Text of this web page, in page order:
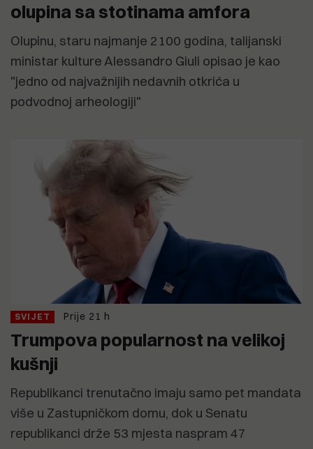
olupina sa stotinama amfora
Olupinu, staru najmanje 2100 godina, talijanski
ministar kulture Alessandro Giuli opisao je kao
"jedno od najvažnijih nedavnih otkrića u
podvodnoj arheologiji"
SVIJET Prije 21 h
Trumpova popularnost na velikoj
kušnji
Republikanci trenutačno imaju samo pet mandata
više u Zastupničkom domu, dok u Senatu
republikanci drže 53 mjesta naspram 47